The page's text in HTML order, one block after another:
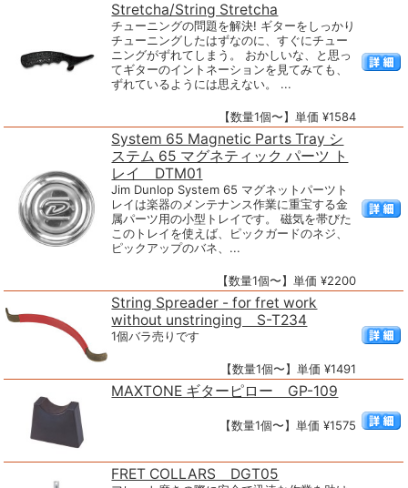
Stretcha/String Stretcha
チューニングの問題を解決! ギターをしっかり
チューニングしたはずなのに、すぐにチュー
ニングがずれてしまう。 おかしいな、と思っ
てギターのイントネーションを見てみても、
ずれているようには思えない。 ...
【数量1個〜】単価 ¥1584
System 65 Magnetic Parts Tray シ
ステム 65 マグネティック パーツ ト
レイ DTM01
Jim Dunlop System 65 マグネットパーツト
レイは楽器のメンテナンス作業に重宝する金
属パーツ用の小型トレイです。 磁気を帯びた
このトレイを使えば、ピックガードのネジ、
ピックアップのバネ、...
【数量1個〜】単価 ¥2200
String Spreader - for fret work
without unstringing S-T234
1個バラ売りです
【数量1個〜】単価 ¥1491
MAXTONE ギターピロー GP-109
【数量1個〜】単価 ¥1575
FRET COLLARS DGT05